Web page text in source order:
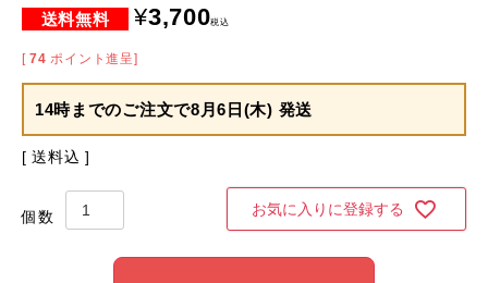
¥3,700税込
[ 74 ポイント進呈]
14時までのご注文で8月6日(木) 発送
送料込
お気に入りに登録する